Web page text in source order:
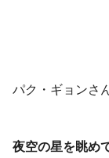
パク・ギョンさ
夜空の星を眺め